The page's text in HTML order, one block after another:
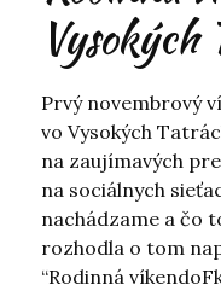
Vysokých
Prvý novembrový
vo Vysokých
na zaujímavých
na sociálnych
nachádzame a čo
rozhodla o tom
“Rodinná